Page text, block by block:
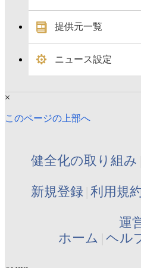
提供元一覧
ニュース設定
×
このページの上部へ
健全化の取り組み
新規登録 利用規
運
ホーム ヘル